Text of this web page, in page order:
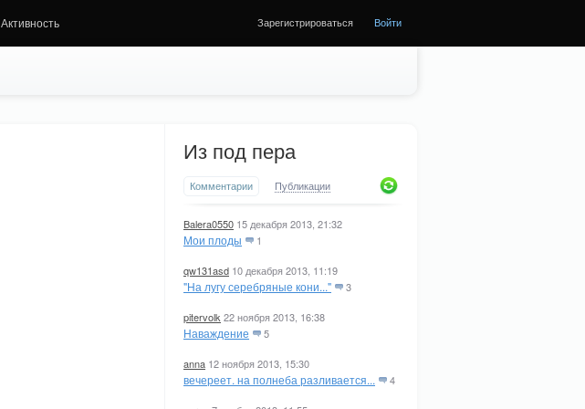
Активность Зарегистрироваться Войти
Из под пера
Комментарии Публикации
Balera0550 15 декабря 2013, 21:32
Мои плоды 1
qw131asd 10 декабря 2013, 11:19
"На лугу серебряные кони..." 3
pitervolk 22 ноября 2013, 16:38
Наваждение 5
anna 12 ноября 2013, 15:30
вечереет. на полнеба разливается... 4